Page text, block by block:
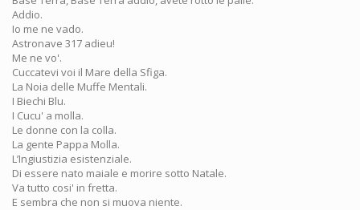
Addio.
Io me ne vado.
Astronave 317 adieu!
Me ne vo'.
Cuccatevi voi il Mare della Sfiga.
La Noia delle Muffe Mentali.
I Biechi Blu.
I Cucu' a molla.
Le donne con la colla.
La gente Pappa Molla.
L’Ingiustizia esistenziale.
Di essere nato maiale e morire sotto Natale.
Va tutto cosi' in fretta.
E sembra che non si muova niente.